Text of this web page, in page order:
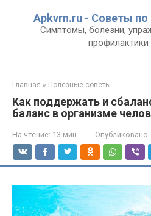
Apkvrn.ru - Советы
Симптомы, болезни,
профилактики
Главная » Полезные советы
Как поддержать и
баланс в организме
На чтение: 13 мин Опубликовано: